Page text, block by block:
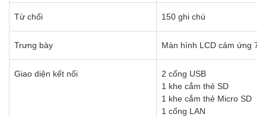
Từ chối 150 ghi chú
Trưng bày Màn hình LCD cảm ứng
Giao diện kết nối
2 cổng USB
1 khe cắm thẻ SD
1 khe cắm thẻ Micro SD
1 cổng LAN